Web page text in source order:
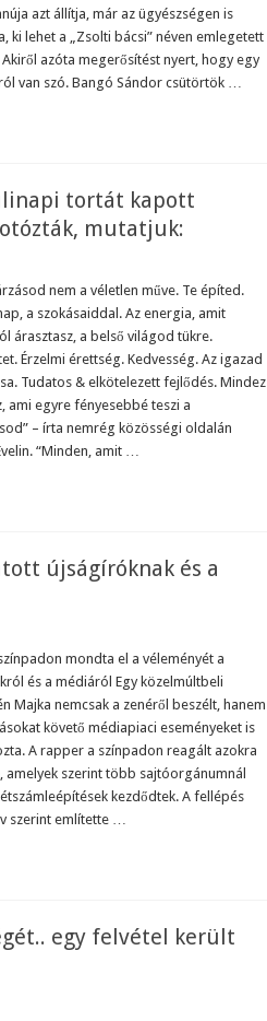
azt állítja, már az ügyészségen is
ki lehet a „Zsolti bácsi” néven emlegetett
Akiről azóta megerősítést nyert, hogy egy
van szó. Bangó Sándor csütörtök …
tortát kapott
mutatjuk:
nem a véletlen műve. Te építed.
a szokásaiddal. Az energia, amit
árasztasz, a belső világod tükre.
Érzelmi érettség. Kedvesség. Az igazad
Tudatos & elkötelezett fejlődés. Mindez
ami egyre fényesebbé teszi a
– írta nemrég közösségi oldalán
“Minden, amit …
újságíróknak és a
mondta el a véleményét a
és a médiáról Egy közelmúltbeli
Majka nemcsak a zenéről beszélt, hanem
követő médiapiaci eseményeket is
A rapper a színpadon reagált azokra
amelyek szerint több sajtóorgánumnál
kezdődtek. A fellépés
szerint említette …
egy felvétel került